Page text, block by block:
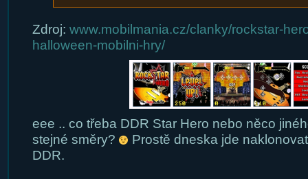
Zdroj: www.mobilmania.cz/clanky/rockstar-
halloween-mobilni-hry/
eee .. co třeba DDR Star Hero nebo něco
stejné směry?
Prostě dneska jde
DDR.